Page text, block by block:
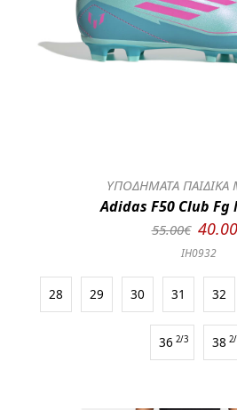
ΥΠΟΔΗΜΑΤΑ ΠΑΙΔΙΚΑ
Adidas F50 Club Fg
55.00€
IH0932
28 29 30 31 32
36 2/3 38